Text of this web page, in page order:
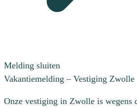
Melding sluiten
Vakantiemelding – Vestiging Zwolle
Onze vestiging in Zwolle is wegens